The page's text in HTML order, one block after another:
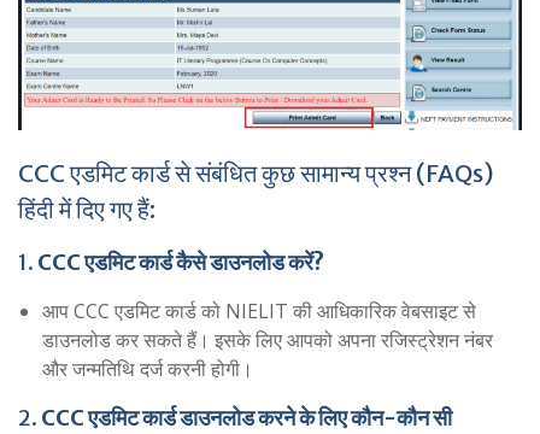
CCC एडमिट कार्ड से संबंधित कुछ सामान्य प्रश्न (FAQs)
हिंदी में दिए गए हैं:
1. CCC एडमिट कार्ड कैसे डाउनलोड करें?
आप CCC एडमिट कार्ड को NIELIT की आधिकारिक वेबसाइट से
डाउनलोड कर सकते हैं। इसके लिए आपको अपना रजिस्ट्रेशन नंबर
और जन्मतिथि दर्ज करनी होगी।
2. CCC एडमिट कार्ड डाउनलोड करने के लिए कौन-कौन सी